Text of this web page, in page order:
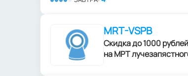
MRT-VSPB
Скидка до 1000 рублей
на МРТ